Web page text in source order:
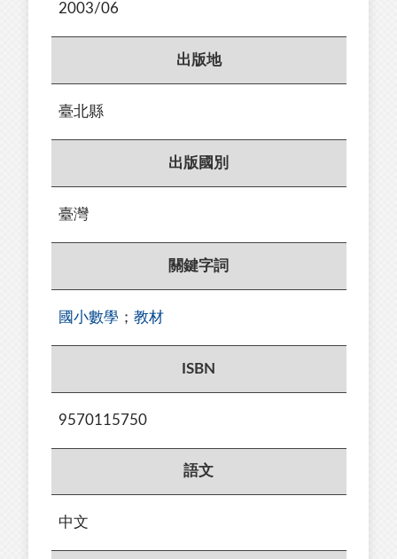
2003/06
出版地
臺北縣
出版國別
臺灣
關鍵字詞
國小數學 ； 教材
ISBN
9570115750
語文
中文